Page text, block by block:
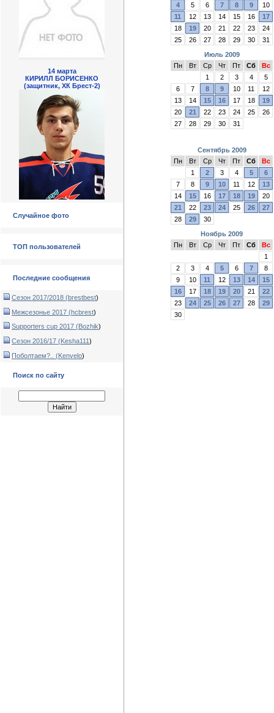
14 марта
КИРИЛЛ БОРИСЕНКО
(защитник, ХК Брест-2)
Случайное фото
ТОП пользователей
Последние сообщения
Сезон 2017/2018 (brestbest)
Межсезонье 2017 (hcbrest)
Supporters cup 2017 (Bozhik)
Сезон 2016/17 (Kesha111)
Поболтаем?.. (Kenvelo)
Поиск по сайту
4
5 6 7 8 9
10
11
12 13 14 15 16
17
18
19 20 21 22 23
24
25
26 27 28 29 30
31
Июль 2009
Пн
Вт Ср Чт Пт Сб
Вс
1
2 3 4
5
6
7 8 9 10 11
12
13
14 15 16 17 18
19
20
21 22 23 24 25
26
27
28 29 30 31
Сентябрь 2009
Пн
Вт Ср Чт Пт Сб
Вс
1
2 3 4 5
6
7
8 9 10 11 12
13
14
15 16 17 18 19
20
21
22 23 24 25 26
27
28
29
30
Ноябрь 2009
Пн
Вт Ср Чт Пт Сб
Вс
1
2
3 4 5 6 7
8
9
10 11 12 13 14
15
16
17 18 19 20 21
22
23
24 25 26 27 28
29
30